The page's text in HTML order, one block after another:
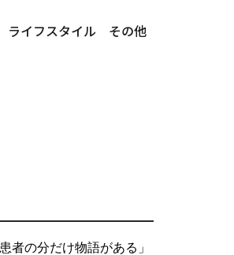
ライフスタイル その他
者の分だけ物語がある」